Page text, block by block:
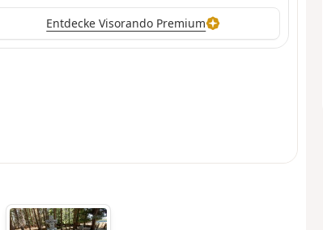
Entdecke Visorando Premium